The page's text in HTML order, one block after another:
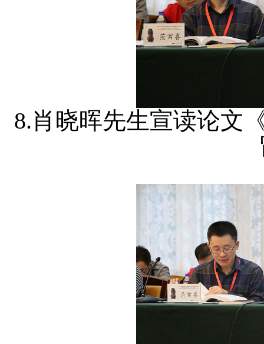
8.肖晓晖先生宣读论文